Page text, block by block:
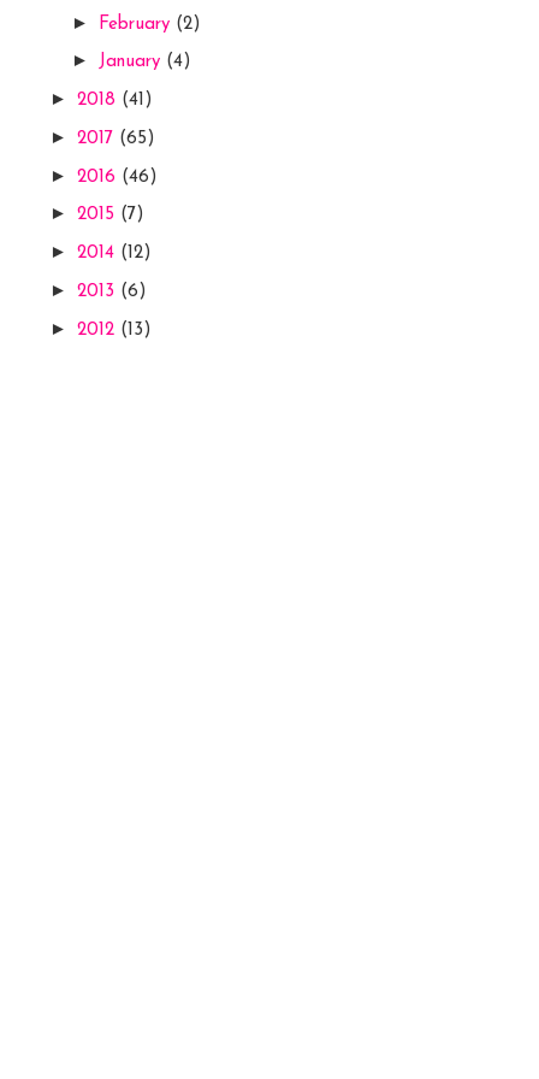
► February (2)
► January (4)
► 2018 (41)
► 2017 (65)
► 2016 (46)
► 2015 (7)
► 2014 (12)
► 2013 (6)
► 2012 (13)